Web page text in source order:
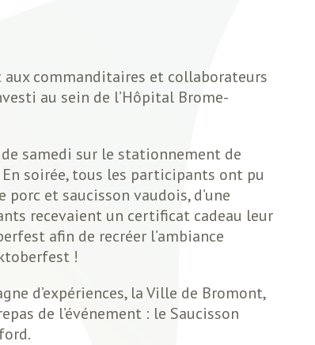
commanditaires et collaborateurs
au sein de l’Hôpital Brome-
samedi sur le stationnement de
soirée, tous les participants ont pu
et saucisson vaudois, d’une
recevaient un certificat cadeau leur
afin de recréer l’ambiance
!
d’expériences, la Ville de Bromont,
de l’événement : le Saucisson